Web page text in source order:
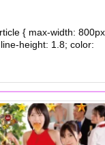
{ max-width:
height: 1.8; color: